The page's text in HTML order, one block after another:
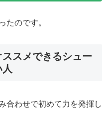
たのです。
スメできるシュー
合わせで初めて力を発揮し